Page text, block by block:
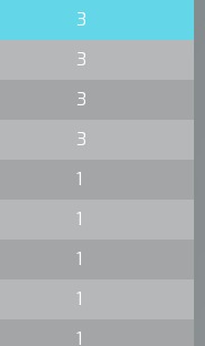
3
3
3
3
1
1
1
1
1